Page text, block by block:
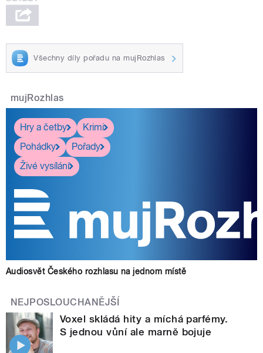
Všechny díly pořadu na mujRozhlas
mujRozhlas
Hry a četby
Krimi
Pohádky
Pořady
Živé vysílání
Audiosvět Českého rozhlasu na jednom místě
NEJPOSLOUCHANĚJŠÍ
Voxel skládá hity a míchá parfémy.
S jednou vůní ale marně bojuje